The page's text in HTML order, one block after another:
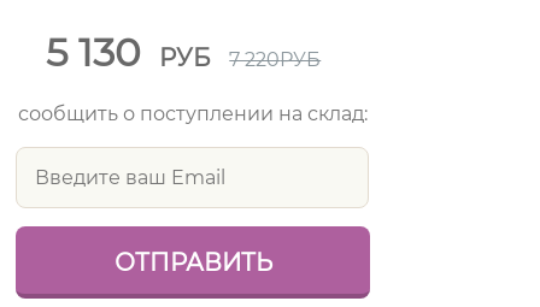
5 130 РУБ 7 220РУБ
сообщить о поступлении на склад: